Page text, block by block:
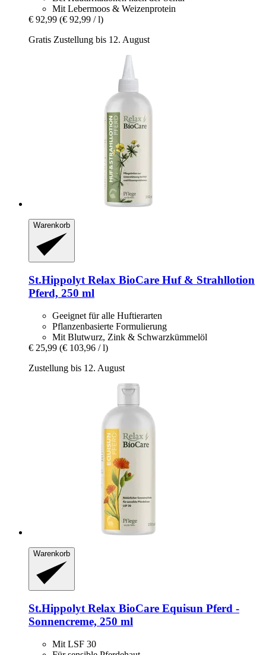
Mit Lebermoos & Weizenprotein
€ 92,99 (€ 92,99 / l)
Gratis Zustellung bis 12. August
Warenkorb
St.Hippolyt Relax BioCare Huf & Strahllotion
Pferd, 250 ml
Geeignet für alle Huftierarten
Pflanzenbasierte Formulierung
Mit Blutwurz, Zink & Schwarzkümmelöl
€ 25,99 (€ 103,96 / l)
Zustellung bis 12. August
Warenkorb
St.Hippolyt Relax BioCare Equisun Pferd -​
Sonnencreme, 250 ml
Mit LSF 30